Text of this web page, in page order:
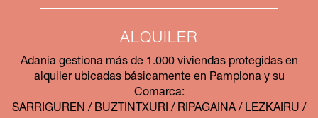
ALQUILER
Adania gestiona más de 1.000 viviendas protegidas en
alquiler ubicadas básicamente en Pamplona y su
Comarca:
SARRIGUREN / BUZTINTXURI / RIPAGAINA / LEZKAIRU /